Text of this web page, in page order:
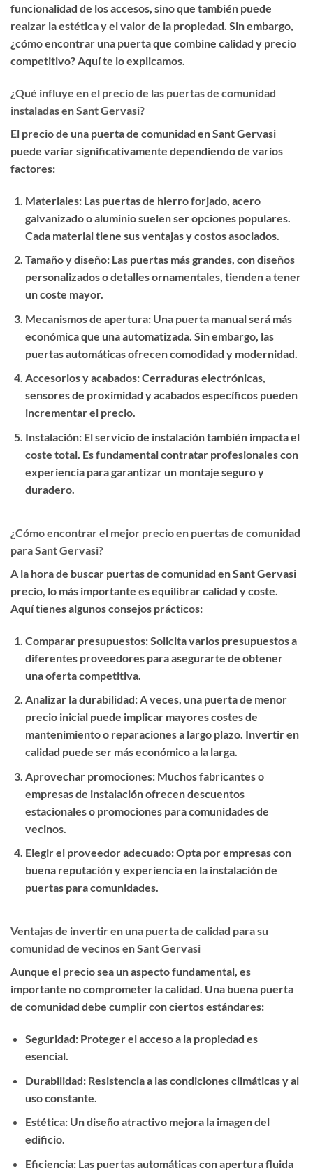
funcionalidad de los accesos, sino que también puede
realzar la estética y el valor de la propiedad. Sin embargo,
¿cómo encontrar una puerta que combine calidad y precio
competitivo? Aquí te lo explicamos.
¿Qué influye en el precio de las puertas de comunidad
instaladas en Sant Gervasi?
El precio de una puerta de comunidad en Sant Gervasi
puede variar significativamente dependiendo de varios
factores:
Materiales: Las puertas de hierro forjado, acero
galvanizado o aluminio suelen ser opciones populares.
Cada material tiene sus ventajas y costos asociados.
Tamaño y diseño: Las puertas más grandes, con diseños
personalizados o detalles ornamentales, tienden a tener
un coste mayor.
Mecanismos de apertura: Una puerta manual será más
económica que una automatizada. Sin embargo, las
puertas automáticas ofrecen comodidad y modernidad.
Accesorios y acabados: Cerraduras electrónicas,
sensores de proximidad y acabados específicos pueden
incrementar el precio.
Instalación: El servicio de instalación también impacta el
coste total. Es fundamental contratar profesionales con
experiencia para garantizar un montaje seguro y
duradero.
¿Cómo encontrar el mejor precio en puertas de comunidad
para Sant Gervasi?
A la hora de buscar puertas de comunidad en Sant Gervasi
precio, lo más importante es equilibrar calidad y coste.
Aquí tienes algunos consejos prácticos:
Comparar presupuestos: Solicita varios presupuestos a
diferentes proveedores para asegurarte de obtener
una oferta competitiva.
Analizar la durabilidad: A veces, una puerta de menor
precio inicial puede implicar mayores costes de
mantenimiento o reparaciones a largo plazo. Invertir en
calidad puede ser más económico a la larga.
Aprovechar promociones: Muchos fabricantes o
empresas de instalación ofrecen descuentos
estacionales o promociones para comunidades de
vecinos.
Elegir el proveedor adecuado: Opta por empresas con
buena reputación y experiencia en la instalación de
puertas para comunidades.
Ventajas de invertir en una puerta de calidad para su
comunidad de vecinos en Sant Gervasi
Aunque el precio sea un aspecto fundamental, es
importante no comprometer la calidad. Una buena puerta
de comunidad debe cumplir con ciertos estándares:
Seguridad: Proteger el acceso a la propiedad es
esencial.
Durabilidad: Resistencia a las condiciones climáticas y al
uso constante.
Estética: Un diseño atractivo mejora la imagen del
edificio.
Eficiencia: Las puertas automáticas con apertura fluida